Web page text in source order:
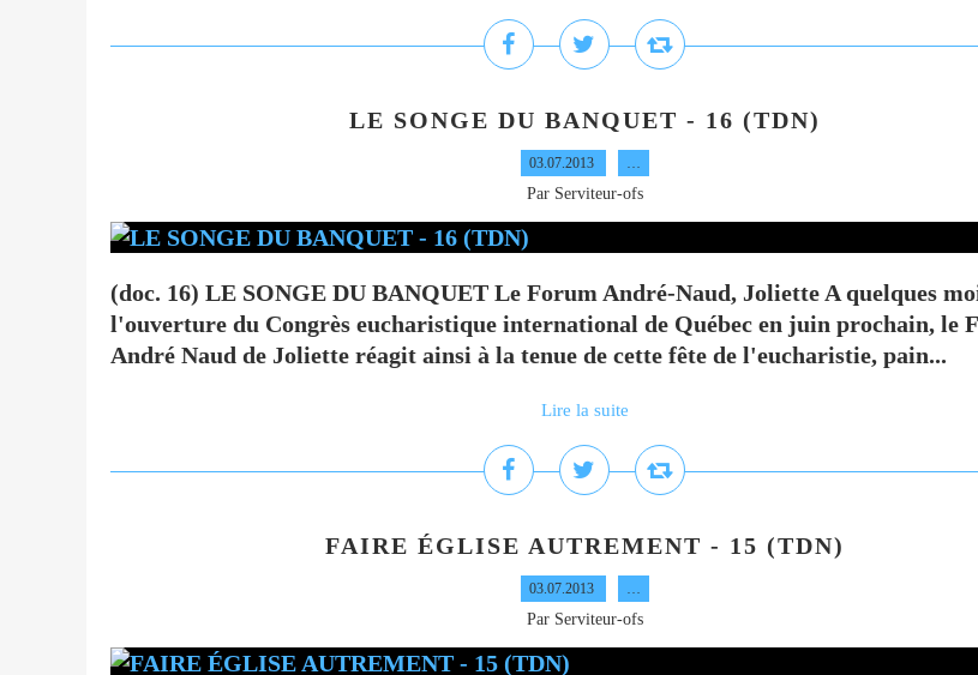
LE SONGE DU BANQUET - 16 (TDN)
03.07.2013 …
Par Serviteur-ofs
(doc. 16) LE SONGE DU BANQUET Le Forum André-Naud, Joliette A quelques
l'ouverture du Congrès eucharistique international de Québec en juin prochain, le
André Naud de Joliette réagit ainsi à la tenue de cette fête de l'eucharistie, pain...
Lire la suite
FAIRE ÉGLISE AUTREMENT - 15 (TDN)
03.07.2013 …
Par Serviteur-ofs